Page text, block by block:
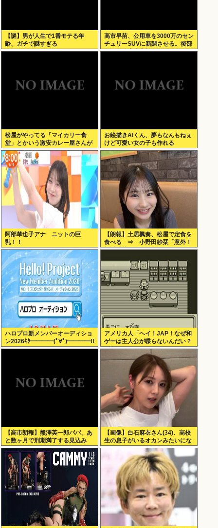
【謎】男が人生で1番モテる年
齢、ガチで謎すぎる
高市早苗、公用車を3000万のセン
チュリーSUVに新調させる。後部
ガラスは車中喫煙を撮らせないた
松屋がやってる「マイカリー食
堂」とかいう激安カレー屋さんが
こちらwww
お絵描きAIくん、夢もなんもねぇ
けど可愛い女の子も作れる
阿部華也子アナ ニットの巨
乳！！
【朗報】土居楓奏、松屋で定食を
食べる ⇒ 小野田紗栞「意外！
親近感持った」
ハロプロ新メンバーオーディショ
ン2026ｷﾀ━━━━(ﾟ∀ﾟ)━━━━!!
アメリカ人「ヘイ！JAP！なぜ和
ゲーは主人公が喋らないんだい？
異様だよ？」
【高市朗報】熊澤英一郎パパ、あ
と数ヶ月で刑期満了する見込み
【画像】白石麻衣さん(34)、高校
生の息子がいるオカンみたいにな
ってしまう